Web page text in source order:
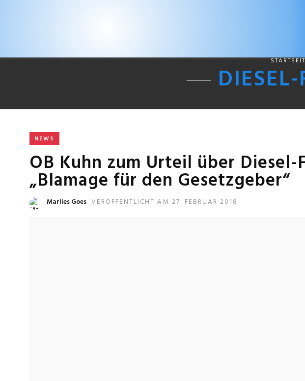
NEWS
OB Kuhn zum Urteil über
„Blamage für den Gesetzgeber“
Marlies Goes VERÖFFENTLICHT AM 27. FEBRUAR 2018